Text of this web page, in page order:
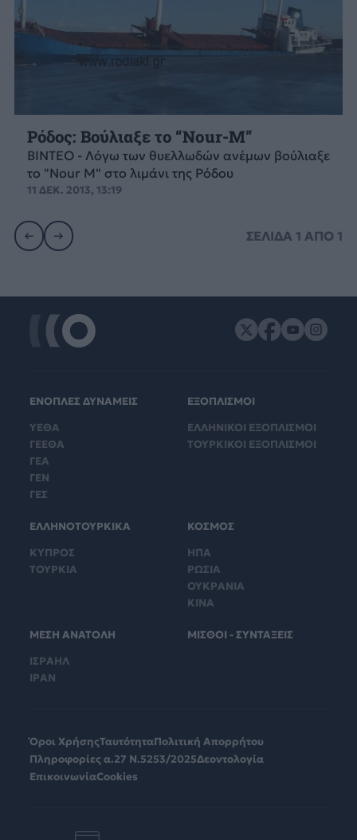
Ρόδος: Βούλιαξε το “Nour-M”
ΒΙΝΤΕΟ - Λόγω των θυελλωδών ανέμων βούλιαξε
το "Nour M" στο λιμάνι της Ρόδου
11 ΔΕΚ. 2013, 13:19
ΣΕΛΙΔΑ1 ΑΠΟ1
ΕΝΟΠΛΕΣ ΔΥΝΑΜΕΙΣ
ΥΕΘΑ
ΓΕΕΘΑ
ΓΕΑ
ΓΕΝ
ΓΕΣ
ΕΞΟΠΛΙΣΜΟΙ
ΕΛΛΗΝΙΚΟΙ ΕΞΟΠΛΙΣΜΟΙ
ΤΟΥΡΚΙΚΟΙ ΕΞΟΠΛΙΣΜΟΙ
ΕΛΛΗΝΟΤΟΥΡΚΙΚΑ
ΚΥΠΡΟΣ
ΤΟΥΡΚΙΑ
ΚΟΣΜΟΣ
ΗΠΑ
ΡΩΣΙΑ
ΟΥΚΡΑΝΙΑ
ΚΙΝΑ
ΜΕΣΗ ΑΝΑΤΟΛΗ
ΙΣΡΑΗΛ
ΙΡΑΝ
ΜΙΣΘΟΙ - ΣΥΝΤΑΞΕΙΣ
Όροι ΧρήσηςΤαυτότηταΠολιτική Απορρήτου
Πληροφορίες α.27 Ν.5253/2025Δεοντολογία
ΕπικοινωνίαCookies